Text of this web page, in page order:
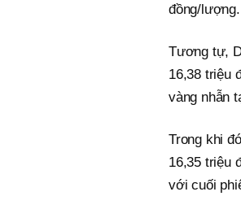
đồng/lượng.
Tương tự,
16,38 triệu
vàng nhẫn
Trong khi
16,35 triệu
với cuối